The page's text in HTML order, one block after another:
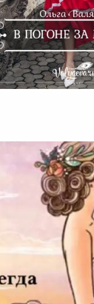
В Погоне